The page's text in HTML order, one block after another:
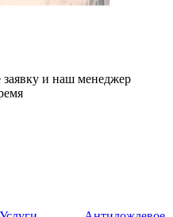
и наш менеджер